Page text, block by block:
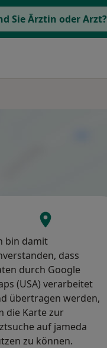
Sie Ärztin oder Arzt?
bin damit
dass
durch Google
(USA) verarbeitet
übertragen werden,
die Karte zur
auf jameda
zu können.